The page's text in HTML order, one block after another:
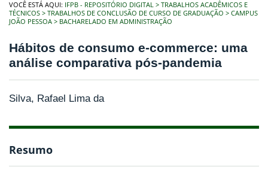
VOCÊ ESTÁ AQUI: IFPB - REPOSITÓRIO DIGITAL
TRABALHOS ACADÊMICOS E
TÉCNICOS
TRABALHOS DE CONCLUSÃO DE CURSO DE GRADUAÇÃO
CAMPUS
JOÃO PESSOA
BACHARELADO EM ADMINISTRAÇÃO
Hábitos de consumo e-commerce: uma
análise comparativa pós-pandemia
Silva, Rafael Lima da
Resumo